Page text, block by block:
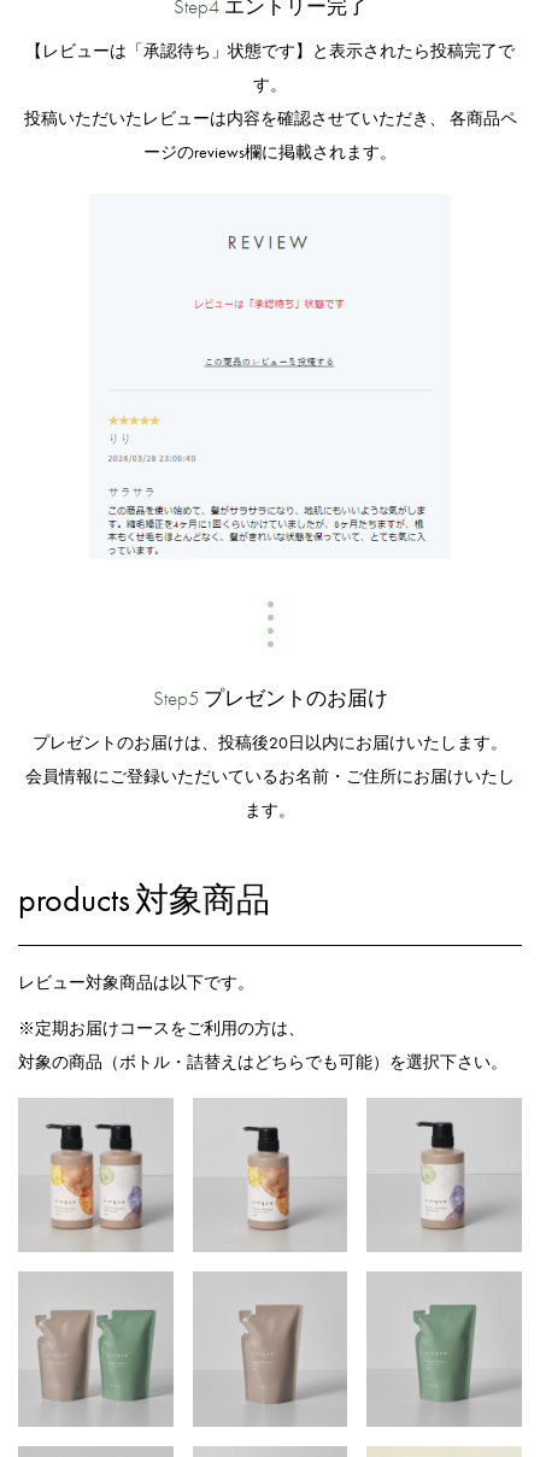
Step4エントリー完了
【レビューは「承認待ち」状態です】と表示されたら投稿完了で
す。
投稿いただいたレビューは内容を確認させていただき、 各商品ペ
ージのreviews欄に掲載されます。
Step5 プレゼントのお届け
プレゼントのお届けは、投稿後20日以内にお届けいたします。
会員情報にご登録いただいているお名前・ご住所にお届けいたし
ます。
products対象商品
レビュー対象商品は以下です。
※定期お届けコースをご利用の方は、
対象の商品（ボトル・詰替えはどちらでも可能）を選択下さい。